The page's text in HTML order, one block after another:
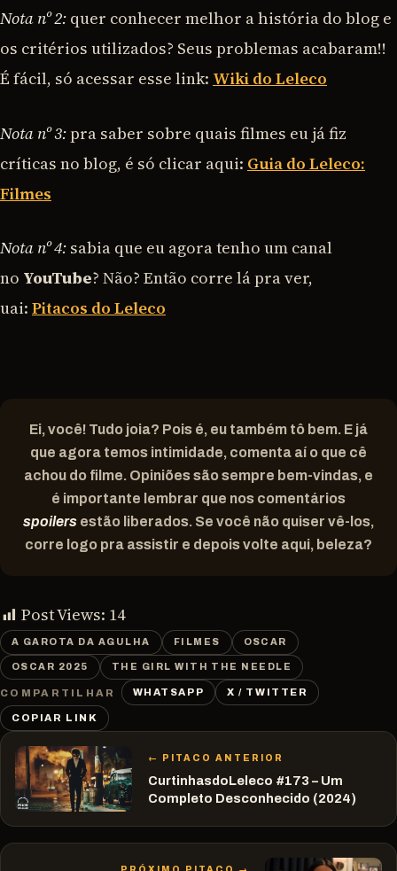
Nota nº 2: quer conhecer melhor a história do blog e
os critérios utilizados? Seus problemas acabaram!!
É fácil, só acessar esse link: Wiki do Leleco
Nota nº 3: pra saber sobre quais filmes eu já fiz
críticas no blog, é só clicar aqui: Guia do Leleco:
Filmes
Nota nº 4: sabia que eu agora tenho um canal
no YouTube? Não? Então corre lá pra ver,
uai: Pitacos do Leleco
Ei, você! Tudo joia? Pois é, eu também tô bem. E já
que agora temos intimidade, comenta aí o que cê
achou do filme. Opiniões são sempre bem-vindas, e
é importante lembrar que nos comentários
spoilers estão liberados. Se você não quiser vê-los,
corre logo pra assistir e depois volte aqui, beleza?
Post Views: 14
A GAROTA DA AGULHA FILMES OSCAR
OSCAR 2025 THE GIRL WITH THE NEEDLE
COMPARTILHAR WHATSAPP X / TWITTER
COPIAR LINK
← PITACO ANTERIOR
CurtinhasdoLeleco #173 – Um
Completo Desconhecido (2024)